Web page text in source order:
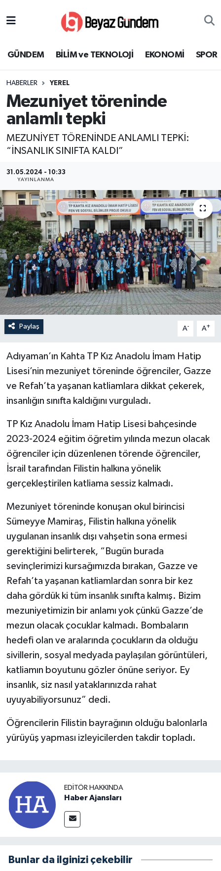
GÜNDEM BİLİM ve TEKNOLOJİ EKONOMİ SPOR
HABERLER YEREL
Mezuniyet töreninde
anlamlı tepki
MEZUNİYET TÖRENİNDE ANLAMLI TEPKİ:
“İNSANLIK SINIFTA KALDI”
31.05.2024 - 10:33
YAYINLANMA
Paylaş A- A+
Adıyaman’ın Kahta TP Kız Anadolu İmam Hatip
Lisesi’nin mezuniyet töreninde öğrenciler, Gazze
ve Refah’ta yaşanan katliamlara dikkat çekerek,
insanlığın sınıfta kaldığını vurguladı.
TP Kız Anadolu İmam Hatip Lisesi bahçesinde
2023-2024 eğitim öğretim yılında mezun olacak
öğrenciler için düzenlenen törende öğrenciler,
İsrail tarafından Filistin halkına yönelik
gerçekleştirilen katliama sessiz kalmadı.
Mezuniyet töreninde konuşan okul birincisi
Sümeyye Mamiraş, Filistin halkına yönelik
uygulanan insanlık dışı vahşetin sona ermesi
gerektiğini belirterek, “Bugün burada
sevinçlerimizi kursağımızda bırakan, Gazze ve
Refah’ta yaşanan katliamlardan sonra bir kez
daha gördük ki tüm insanlık sınıfta kalmış. Bizim
mezuniyetimizin bir anlamı yok çünkü Gazze’de
mezun olacak çocuklar kalmadı. Bombaların
hedefi olan ve aralarında çocukların da olduğu
sivillerin, sosyal medyada paylaşılan görüntüleri,
katliamın boyutunu gözler önüne seriyor. Ey
insanlık, siz nasıl yataklarınızda rahat
uyuyabiliyorsunuz” dedi.
Öğrencilerin Filistin bayrağının olduğu balonlarla
yürüyüş yapması izleyicilerden takdir topladı.
EDITÖR HAKKINDA
Haber Ajansları
Bunlar da ilginizi çekebilir
EKONOMİ
SPOR
SAĞLIK
KÜLTÜR SANAT
MAGAZİN
YEREL
Süper Lig Puan Durumu ve Fikstür
Tüm Manşetler
Son Dakika Haberleri